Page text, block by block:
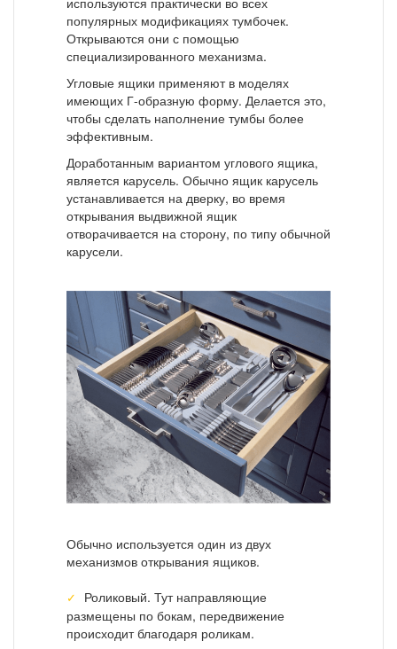
популярных модификациях тумбочек.
Открываются они с помощью
специализированного механизма.
Угловые ящики применяют в моделях
имеющих Г-образную форму. Делается это,
чтобы сделать наполнение тумбы более
эффективным.
Доработанным вариантом углового ящика,
является карусель. Обычно ящик карусель
устанавливается на дверку, во время
открывания выдвижной ящик
отворачивается на сторону, по типу обычной
карусели.
Обычно используется один из двух
механизмов открывания ящиков.
Роликовый. Тут направляющие
размещены по бокам, передвижение
происходит благодаря роликам.